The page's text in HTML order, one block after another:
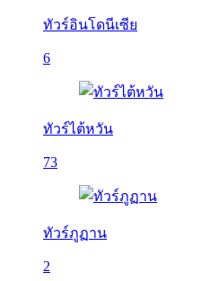
ทัวร์อินโดนีเซีย
6
ทัวร์ไต้หวัน
73
ทัวร์ภูฏาน
2